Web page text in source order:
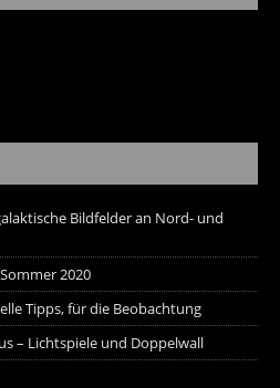
Bildfelder an Nord- und
2020
Tipps, für die Beobachtung
– Lichtspiele und Doppelwall